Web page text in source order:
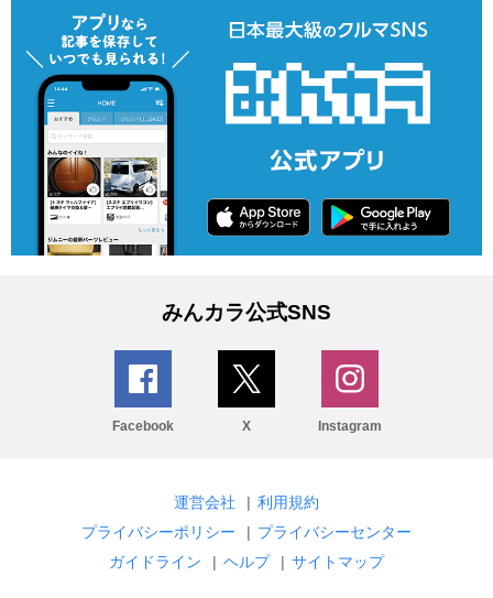
みんカラ公式SNS
Facebook X Instagram
運営会社 | 利用規約
プライバシーポリシー
| プライバシーセンター
ガイドライン
| ヘルプ | サイトマップ